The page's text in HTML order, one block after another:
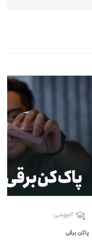
آموزشی
پاکن برقی